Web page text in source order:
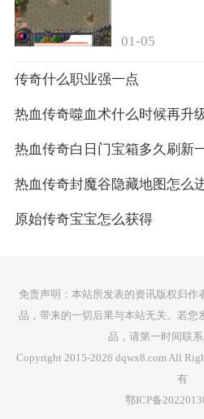
01-05
传奇什么职业强一点
热血传奇噬血术什么时候再升
热血传奇白日门宝箱多久刷新
热血传奇封魔谷隐藏地图怎么
原始传奇宝宝怎么获得
免责声明：本站所发表的资讯版权归作
品，带来的一切后果与本站无关。若您
品，请第一时间联系
Copyright 2015-2026 dqwx8.com All
有
鄂ICP备